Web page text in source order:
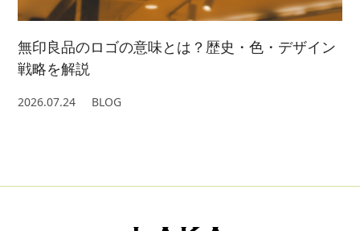
無印良品のロゴの意味とは？歴史・色・デザイン
戦略を解説
2026.07.24 BLOG